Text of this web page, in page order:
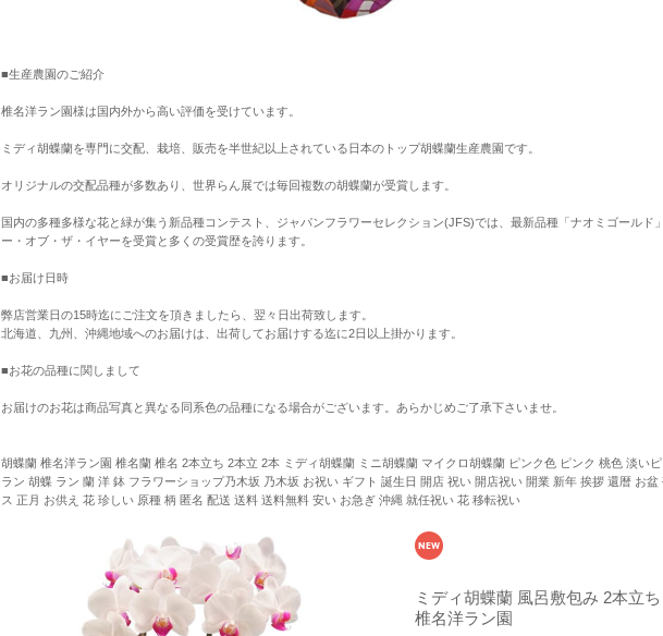
■生産農園のご紹介
椎名洋ラン園様は国内外から高い評価を受けています。
ミディ胡蝶蘭を専門に交配、栽培、販売を半世紀以上されている日本のトップ胡蝶蘭生産農園です。
オリジナルの交配品種が多数あり、世界らん展では毎回複数の胡蝶蘭が受賞します。
国内の多種多様な花と緑が集う新品種コンテスト、ジャパンフラワーセレクション(JFS)では、最新品種「ナオミゴールド
ー・オブ・ザ・イヤーを受賞と多くの受賞歴を誇ります。
■お届け日時
弊店営業日の15時迄にご注文を頂きましたら、翌々日出荷致します。
北海道、九州、沖縄地域へのお届けは、出荷してお届けする迄に2日以上掛かります。
■お花の品種に関しまして
お届けのお花は商品写真と異なる同系色の品種になる場合がございます。あらかじめご了承下さいませ。
胡蝶蘭 椎名洋ラン園 椎名蘭 椎名 2本立ち 2本立 2本 ミディ胡蝶蘭 ミニ胡蝶蘭 マイクロ胡蝶蘭 ピンク色 ピンク 桃色 淡い
ラン 胡蝶 ラン 蘭 洋 鉢 フラワーショップ乃木坂 乃木坂 お祝い ギフト 誕生日 開店 祝い 開店祝い 開業 新年 挨拶 還暦 お盆
ス 正月 お供え 花 珍しい 原種 柄 匿名 配送 送料 送料無料 安い お急ぎ 沖縄 就任祝い 花 移転祝い
ミディ胡蝶蘭 風呂敷包み 2本立
椎名洋ラン園